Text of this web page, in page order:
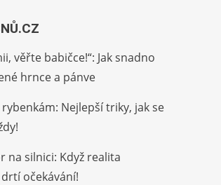
věřte babičce!“: Jak snadno
hrnce a pánve
Nejlepší triky, jak se
na silnici: Když realita
očekávání!